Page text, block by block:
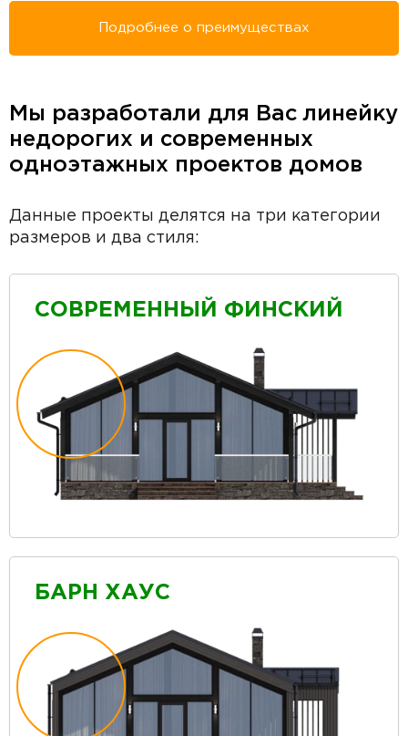
Подробнее о преимуществах
Мы разработали для Вас линейку
недорогих и современных
одноэтажных проектов домов
Данные проекты делятся на три категории
размеров и два стиля:
СОВРЕМЕННЫЙ ФИНСКИЙ
БАРН ХАУС